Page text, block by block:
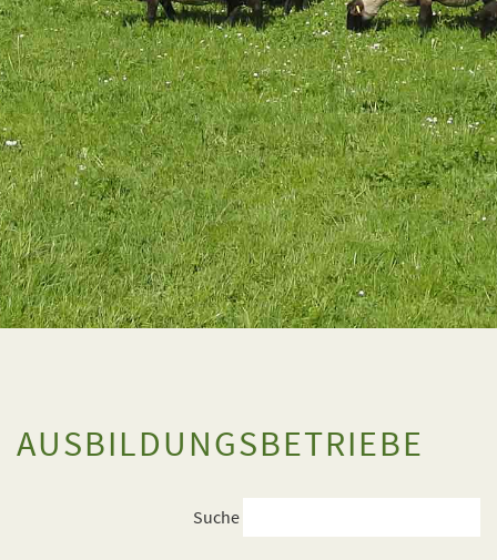
AUSBILDUNGSBETRIEBE
Suche